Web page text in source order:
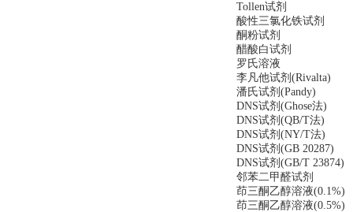
Tollen试剂
酸性三氯化铁试剂
酮粉试剂
醋酸白试剂
罗氏溶液
李凡他试剂 (Rivalta)
潘氏试剂 (Pandy)
DNS试剂(Ghose法)
DNS试剂(QB/T法)
DNS试剂(NY/T法)
DNS试剂(GB 20287)
DNS试剂(GB/T 23874)
邻苯二甲醛试剂
茚三酮乙醇溶液(0.1%)
茚三酮乙醇溶液(0.5%)